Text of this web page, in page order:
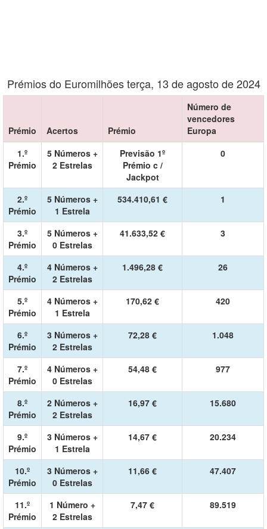
Prémios do Euromilhões terça, 13 de agosto de 2024
Prémio Acertos Prémio
Número de
vencedores
Europa
1.º
Prémio
5 Números +
2 Estrelas
Previsão 1º
Prémio c /
Jackpot
0
2.º
Prémio
5 Números +
1 Estrela
534.410,61 € 1
3.º
Prémio
5 Números +
0 Estrelas
41.633,52 € 3
4.º
Prémio
4 Números +
2 Estrelas
1.496,28 € 26
5.º
Prémio
4 Números +
1 Estrela
170,62 € 420
6.º
Prémio
3 Números +
2 Estrelas
72,28 € 1.048
7.º
Prémio
4 Números +
0 Estrelas
54,48 € 977
8.º
Prémio
2 Números +
2 Estrelas
16,97 € 15.680
9.º
Prémio
3 Números +
1 Estrela
14,67 € 20.234
10.º
Prémio
3 Números +
0 Estrelas
11,66 € 47.407
11.º
Prémio
1 Número +
2 Estrelas
7,47 € 89.519